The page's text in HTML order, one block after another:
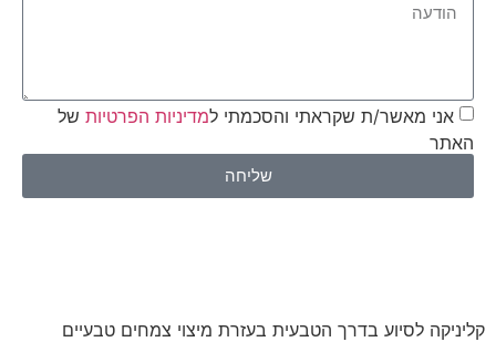
אני מאשר/ת שקראתי והסכמתי למדיניות הפרטיותשל
שליחה
לסיוע בדרך הטבעית בעזרת מיצוי צמחים טבעיים